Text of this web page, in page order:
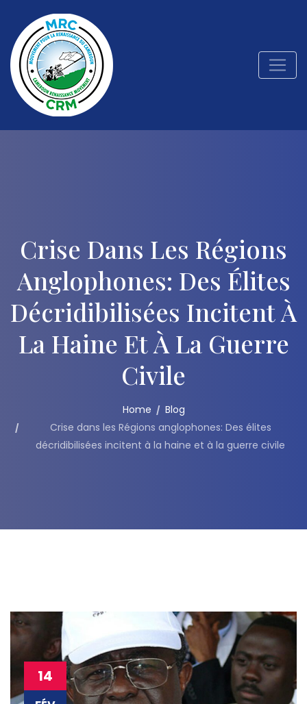
Crise Dans Les Régions
Anglophones: Des Élites
Décridibilisées Incitent À
La Haine Et À La Guerre
Civile
Home
Blog
Crise dans les Régions anglophones: Des élites
décridibilisées incitent à la haine et à la guerre civile
14